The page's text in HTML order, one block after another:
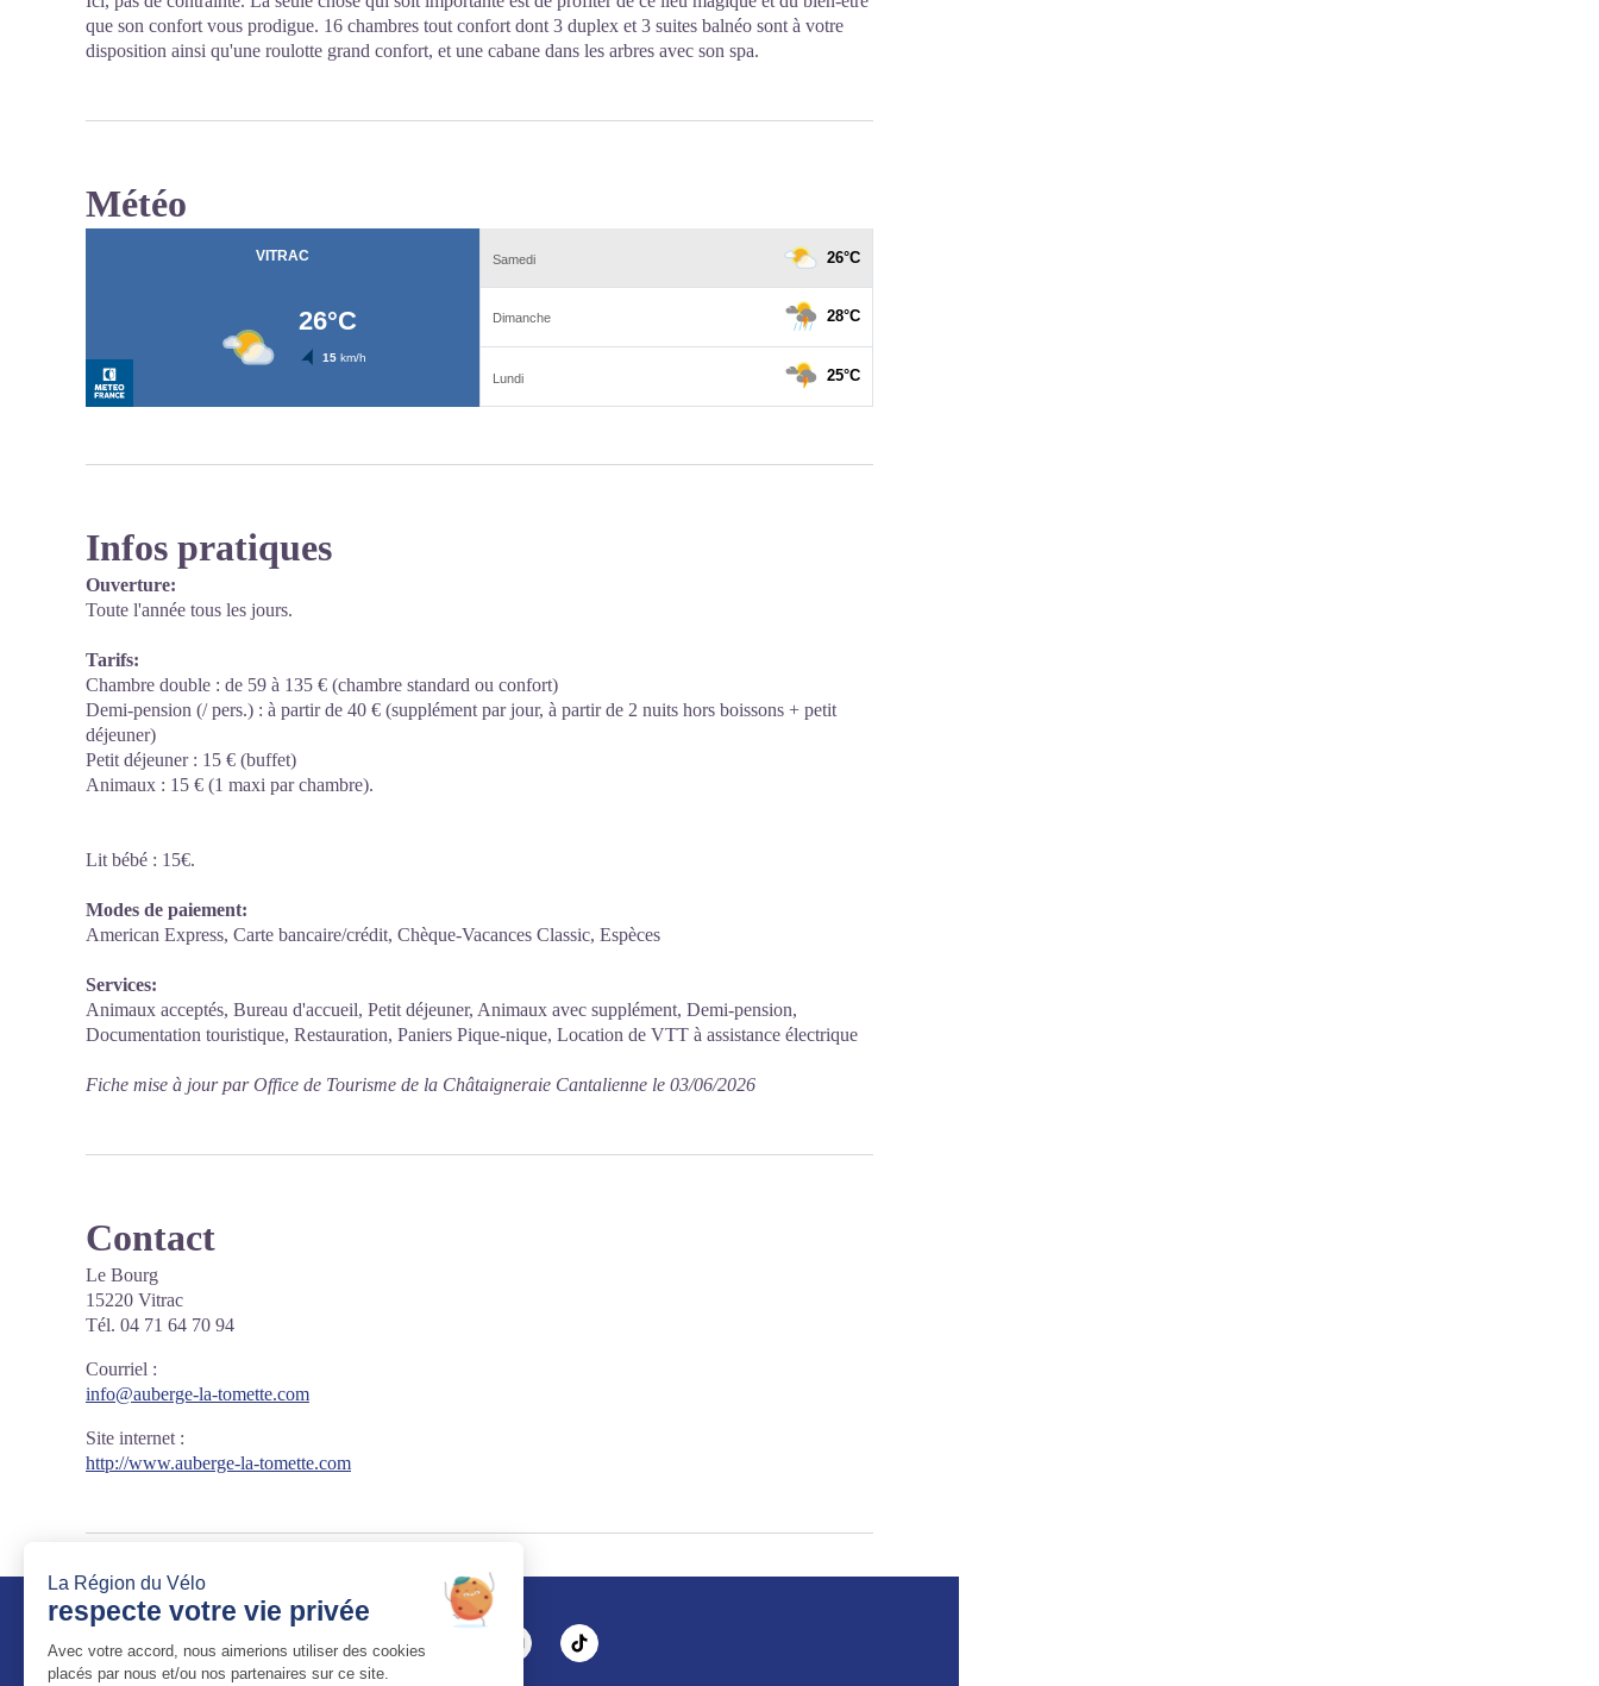
que son confort vous prodigue. 16 chambres tout confort dont 3 duplex et 3 suites balnéo sont à votre
disposition ainsi qu'une roulotte grand confort, et une cabane dans les arbres avec son spa.
Météo
Infos pratiques
Ouverture:
Toute l'année tous les jours.
Tarifs:
Chambre double : de 59 à 135 € (chambre standard ou confort)
Demi-pension (/ pers.) : à partir de 40 € (supplément par jour, à partir de 2 nuits hors boissons + petit
déjeuner)
Petit déjeuner : 15 € (buffet)
Animaux : 15 € (1 maxi par chambre).
Lit bébé : 15€.
Modes de paiement:
American Express, Carte bancaire/crédit, Chèque-Vacances Classic, Espèces
Services:
Animaux acceptés, Bureau d'accueil, Petit déjeuner, Animaux avec supplément, Demi-pension,
Documentation touristique, Restauration, Paniers Pique-nique, Location de VTT à assistance électrique
Fiche mise à jour par Office de Tourisme de la Châtaigneraie Cantalienne le 03/06/2026
Contact
Le Bourg
15220 Vitrac
Tél. 04 71 64 70 94
Courriel :
info@auberge-la-tomette.com
Site internet :
http://www.auberge-la-tomette.com